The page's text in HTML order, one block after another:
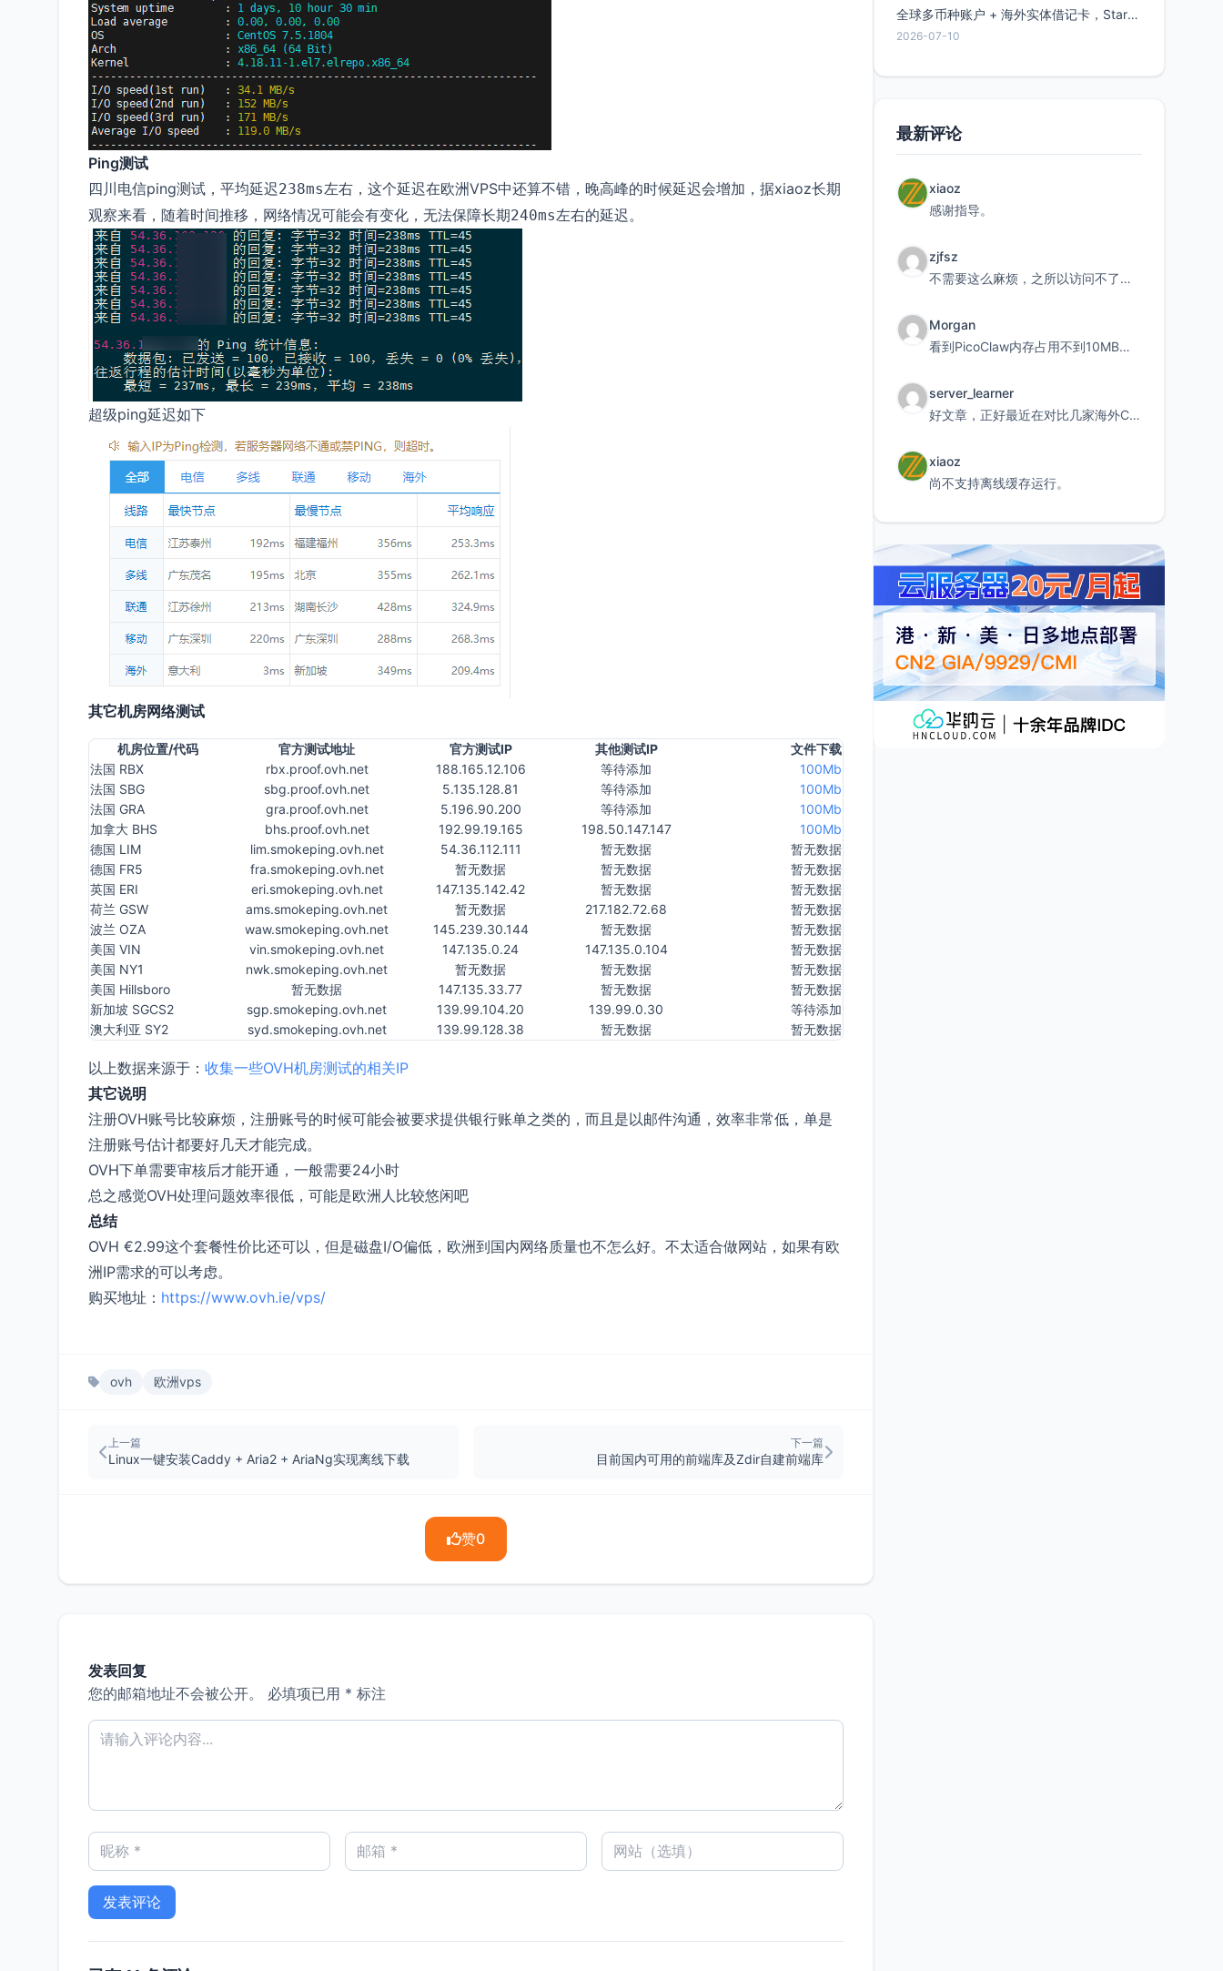
Ping测试
四川电信ping测试，平均延迟238ms左右，这个延迟在欧洲VPS中还算不错，晚高峰的时候延迟会增加，据xiaoz长期
观察来看，随着时间推移，网络情况可能会有变化，无法保障长期240ms左右的延迟。
超级ping延迟如下
其它机房网络测试
机房位置/代码 官方测试地址 官方测试IP 其他测试IP
文件下载
法国 RBX
rbx.proof.ovh.net 188.165.12.106 等待添加
100Mb
法国 SBG
sbg.proof.ovh.net 5.135.128.81 等待添加
100Mb
法国 GRA
gra.proof.ovh.net 5.196.90.200 等待添加
100Mb
加拿大 BHS
bhs.proof.ovh.net 192.99.19.165 198.50.147.147
100Mb
德国 LIM
lim.smokeping.ovh.net 54.36.112.111 暂无数据
暂无数据
德国 FR5
fra.smokeping.ovh.net 暂无数据 暂无数据
暂无数据
英国 ERI
eri.smokeping.ovh.net 147.135.142.42 暂无数据
暂无数据
荷兰 GSW
ams.smokeping.ovh.net 暂无数据 217.182.72.68
暂无数据
波兰 OZA
waw.smokeping.ovh.net 145.239.30.144 暂无数据
暂无数据
美国 VIN
vin.smokeping.ovh.net 147.135.0.24 147.135.0.104
暂无数据
美国 NY1
nwk.smokeping.ovh.net 暂无数据 暂无数据
暂无数据
美国 Hillsboro
暂无数据 147.135.33.77 暂无数据
暂无数据
新加坡 SGCS2
sgp.smokeping.ovh.net 139.99.104.20 139.99.0.30
等待添加
澳大利亚 SY2
syd.smokeping.ovh.net 139.99.128.38 暂无数据 暂无数据
以上数据来源于： 收集一些OVH机房测试的相关IP
其它说明
注册OVH账号比较麻烦，注册账号的时候可能会被要求提供银行账单之类的，而且是以邮件沟通，效率非常低，单是
注册账号估计都要好几天才能完成。
OVH下单需要审核后才能开通，一般需要24小时
总之感觉OVH处理问题效率很低，可能是欧洲人比较悠闲吧
总结
OVH €2.99这个套餐性价比还可以，但是磁盘I/O偏低，欧洲到国内网络质量也不怎么好。不太适合做网站，如果有欧
洲IP需求的可以考虑。
购买地址： https://www.ovh.ie/vps/
ovh 欧洲vps
上一篇
Linux一键安装Caddy + Aria2 + AriaNg实现离线下载
下一篇
目前国内可用的前端库及Zdir自建前端库
赞0
发表回复
您的邮箱地址不会被公开。
必填项已用 * 标注
全球多币种账户 + 海外实体借记卡，Starryblu开户教程与注意事项
2026-07-10
最新评论
xiaoz
感谢指导。
zjfsz
不需要这么麻烦，之所以访问不了，是由于非对称路由的问题，在爱快主路由添加一条静态路由192.168.
Morgan
看到PicoClaw内存占用不到10MB这个数据真的很惊喜，确实很适合我这种想用旧设备折腾AI的小白
server_learner
好文章，正好最近在对比几家海外CDN。文中提到CF免费版不支持自定义回源端口和HOST这个痛点太真实
xiaoz
尚不支持离线缓存运行。